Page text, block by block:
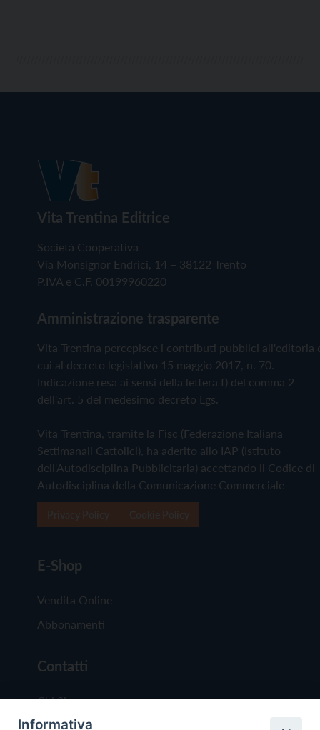
Vita Trentina Editrice
Società Cooperativa
Via Monsignor Endrici, 14 – 38122 Trento
P.IVA e C.F. 00199960220
Amministrazione trasparente
Vita Trentina percepisce i contributi pubblici all'editoria
cui al decreto legislativo 15 maggio 2017, n. 70.
Indicazione resa ai sensi della lettera f) del comma 2
dell'art. 5 del medesimo decreto Lgs.
Vita Trentina, tramite la Fisc (Federazione Italiana
Settimanali Cattolici), ha aderito allo IAP (Istituto
dell'Autodisciplina Pubblicitaria) accettando il Codice di
Autodisciplina della Comunicazione Commerciale
E-Shop
Vendita Online
Abbonamenti
Contatti
Chi Siamo
Redazione
Informativa